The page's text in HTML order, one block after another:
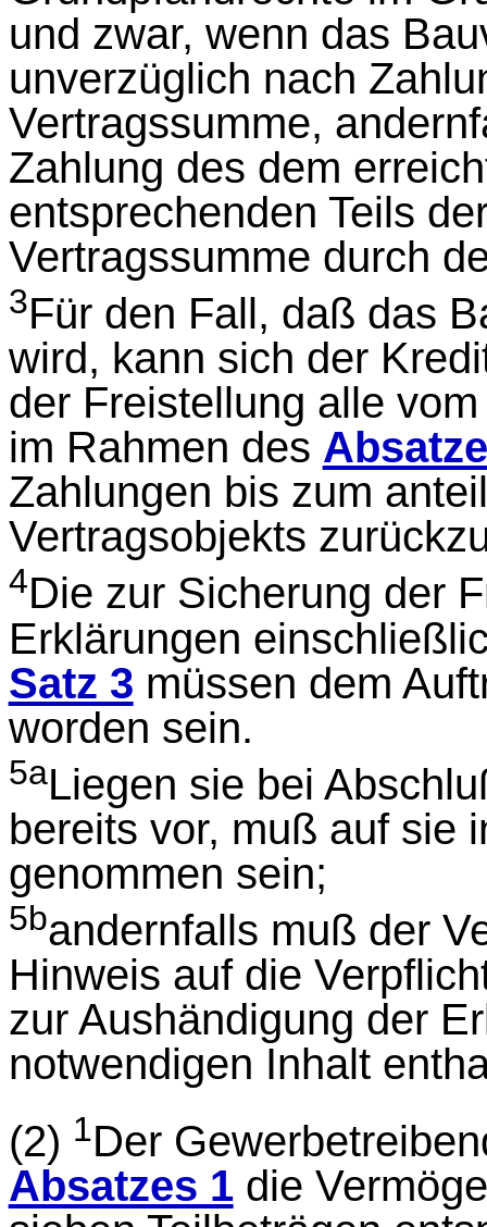
und zwar, wenn das
unverzüglich nach
Vertragssumme,
Zahlung des dem
entsprechenden Teils
Vertragssumme durch
3Für den Fall, daß das
wird, kann sich der
der Freistellung alle
im Rahmen des
Zahlungen bis zum
Vertragsobjekts
4Die zur Sicherung der
Erklärungen
Satz 3 müssen dem
worden sein.
5aLiegen sie bei
bereits vor, muß auf sie
genommen sein;
5bandernfalls muß der
Hinweis auf die
zur Aushändigung der
notwendigen Inhalt
(2) 1Der
Absatzes 1die